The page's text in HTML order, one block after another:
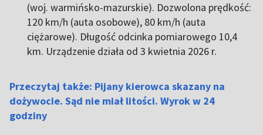
(woj. warmińsko-mazurskie). Dozwolona prędkość:
120 km/h (auta osobowe), 80 km/h (auta
ciężarowe). Długość odcinka pomiarowego 10,4
km. Urządzenie działa od 3 kwietnia 2026 r.
Przeczytaj także: Pijany kierowca skazany na
dożywocie. Sąd nie miał litości. Wyrok w 24
godziny